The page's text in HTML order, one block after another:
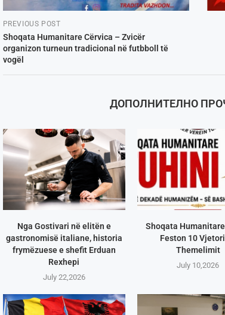
PREVIOUS POST
Shoqata Humanitare Cërvica – Zvicër
organizon turneun tradicional në futbboll të
vogël
ДОПОЛНИТЕЛНО
Nga Gostivari në elitën e
gastronomisë italiane, historia
frymëzuese e shefit Erduan
Rexhepi
July 22,2026
Shoqata
Feston 10
Themelimit
July 10,2026